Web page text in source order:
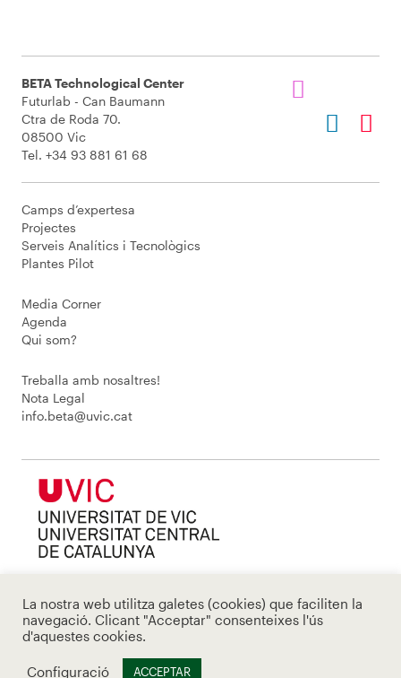
BETA Technological Center
Futurlab - Can Baumann
Ctra de Roda 70.
08500 Vic
Tel. +34 93 881 61 68
Camps d’expertesa
Projectes
Serveis Analítics i Tecnològics
Plantes Pilot
Media Corner
Agenda
Qui som?
Treballa amb nosaltres!
Nota Legal
info.beta@uvic.cat
La nostra web utilitza galetes (cookies) que faciliten la
navegació. Clicant "Acceptar" consenteixes l'ús
d'aquestes cookies.
Configuració ACCEPTAR